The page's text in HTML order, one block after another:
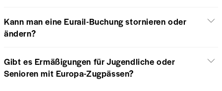
Kann man eine Eurail-Buchung stornieren oder
ändern?
Gibt es Ermäßigungen für Jugendliche oder
Senioren mit Europa-Zugpässen?